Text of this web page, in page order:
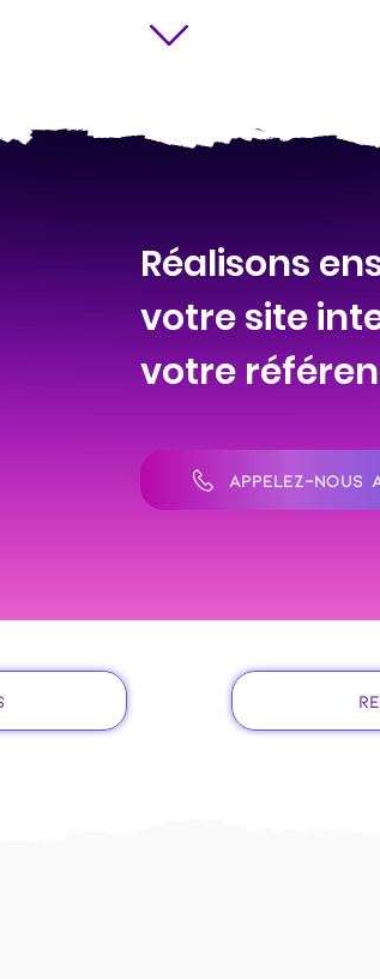
Réalisons
votre site
votre
APPELEZ-NOUS